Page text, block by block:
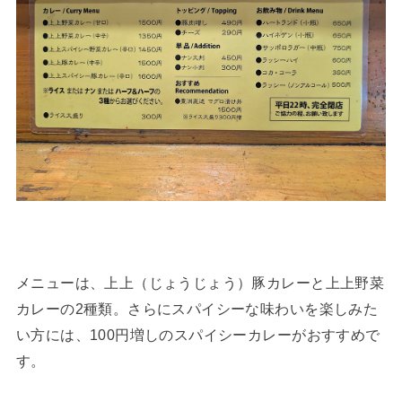
メニューは、上上（じょうじょう）豚カレーと上上野菜
カレーの2種類。さらにスパイシーな味わいを楽しみた
い方には、100円増しのスパイシーカレーがおすすめで
す。